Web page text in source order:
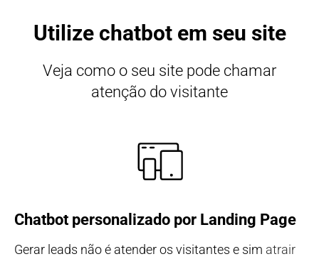
Utilize chatbot em seu site
Veja como o seu site pode chamar
atenção do visitante
Chatbot personalizado por Landing Page
Gerar leads não é atender os visitantes e sim atrair